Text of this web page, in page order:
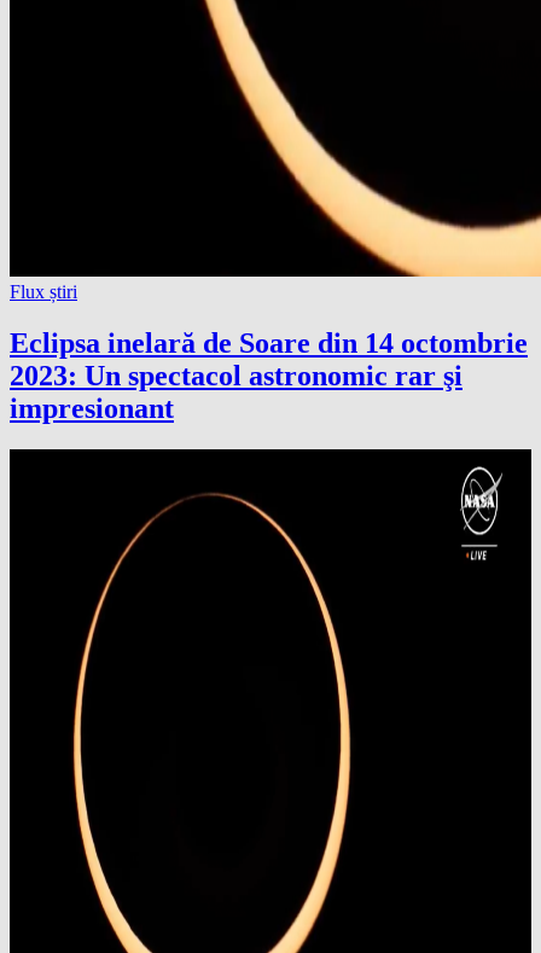
Flux știri
Eclipsa inelară de Soare din 14 octombrie
2023: Un spectacol astronomic rar şi
impresionant